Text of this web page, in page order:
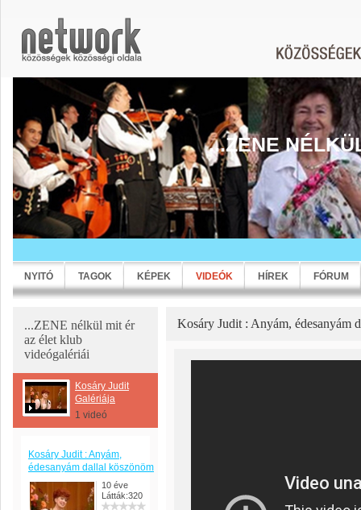
...ZENE
NYITÓ TAGOK KÉPEK VIDEÓK HÍREK FÓRUM
...ZENE nélkül mit ér
az élet klub
videógalériái
Kosáry Judit
Galériája
1 videó
Kosáry Judit : Anyám,
édesanyám dallal köszönöm
10 éve
Látták:320
Kosáry Judit : Anyám, édesanyám